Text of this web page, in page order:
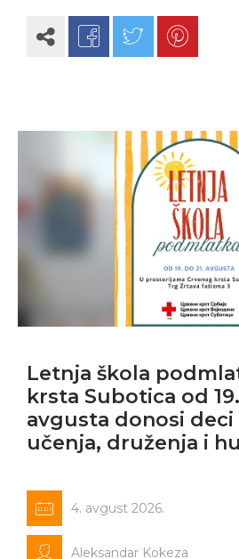
Letnja škola
krsta Subotica od
avgusta donosi
učenja, druženja i
4. avgust 2026.
Aleksandar Kokeza